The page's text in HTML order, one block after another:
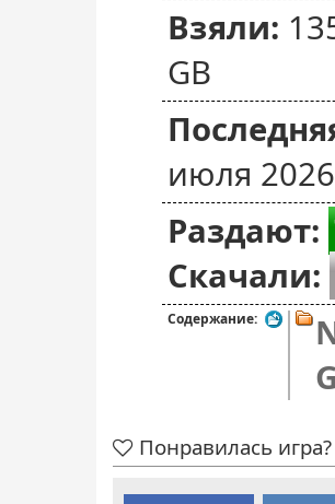
Взяли:
GB
июля
Раздают:
Скачали:
Содержание:
Понравилась